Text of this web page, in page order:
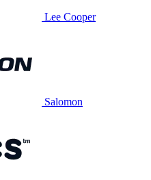
Lee Cooper
Salomon